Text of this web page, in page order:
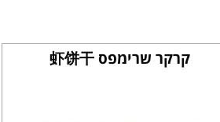
קרקר שרימפס 虾饼干